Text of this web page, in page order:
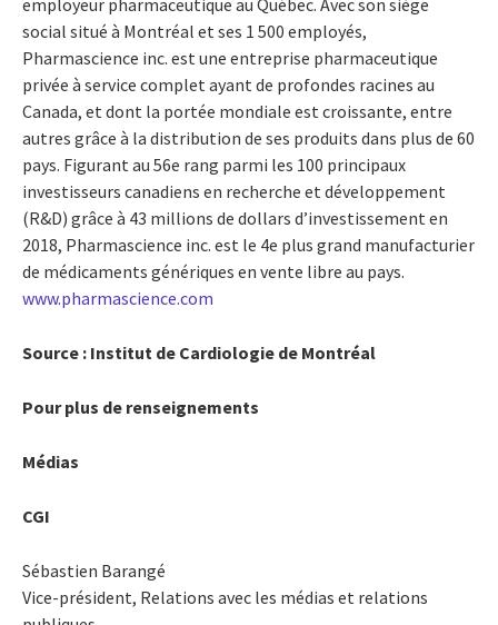
social situé à Montréal et ses 1 500 employés,
Pharmascience inc. est une entreprise pharmaceutique
privée à service complet ayant de profondes racines au
Canada, et dont la portée mondiale est croissante, entre
autres grâce à la distribution de ses produits dans plus de 60
pays. Figurant au 56e rang parmi les 100 principaux
investisseurs canadiens en recherche et développement
(R&D) grâce à 43 millions de dollars d’investissement en
2018, Pharmascience inc. est le 4e plus grand manufacturier
de médicaments génériques en vente libre au pays.
www.pharmascience.com
Source : Institut de Cardiologie de Montréal
Pour plus de renseignements
Médias
CGI
Sébastien Barangé
Vice-président, Relations avec les médias et relations